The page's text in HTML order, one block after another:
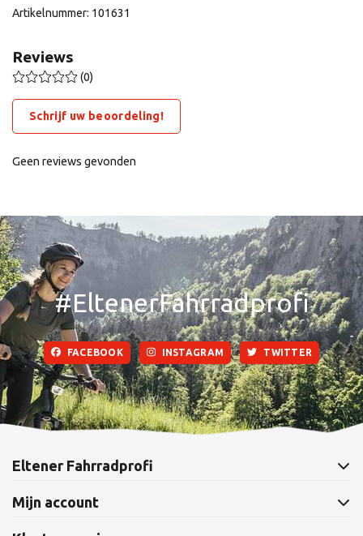
Artikelnummer: 101631
Reviews
(0)
Schrijf uw beoordeling!
Geen reviews gevonden
#EltenerFahrradprofi
FACEBOOK INSTAGRAM TWITTER
Eltener Fahrradprofi
Mijn account